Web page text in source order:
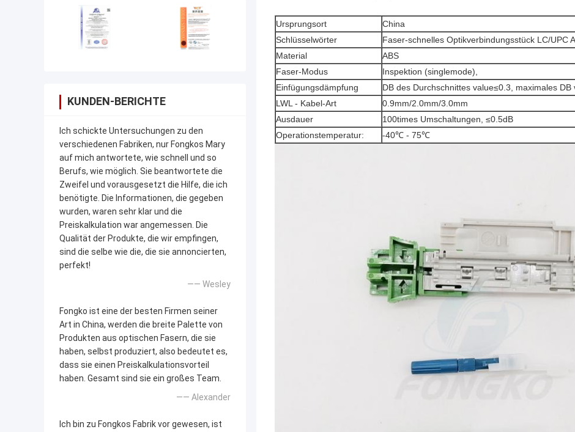
KUNDEN-BERICHTE
Ich schickte Untersuchungen zu den
verschiedenen Fabriken, nur Fongkos Mary
auf mich antwortete, wie schnell und so
Berufs, wie möglich. Sie beantwortete die
Zweifel und vorausgesetzt die Hilfe, die ich
benötigte. Die Informationen, die gegeben
wurden, waren sehr klar und die
Preiskalkulation war angemessen. Die
Qualität der Produkte, die wir empfingen,
sind die selbe wie die, die sie annoncierten,
perfekt!
—— Wesley
Fongko ist eine der besten Firmen seiner
Art in China, werden die breite Palette von
Produkten aus optischen Fasern, die sie
haben, selbst produziert, also bedeutet es,
dass sie einen Preiskalkulationsvorteil
haben. Gesamt sind sie ein großes Team.
—— Alexander
Ich bin zu Fongkos Fabrik vor gewesen, ist
Ursprungsort
China
Schlüsselwörter
Faser-schnelles Optikverbindungsstück LC/UPC
Material
ABS
Faser-Modus
Inspektion (singlemode),
Einfügungsdämpfung
DB des Durchschnittes value≤0.3, maximales DB
LWL - Kabel-Art
0.9mm/2.0mm/3.0mm
Ausdauer
100times Umschaltungen, ≤0.5dB
Operationstemperatur:
-40℃ - 75℃